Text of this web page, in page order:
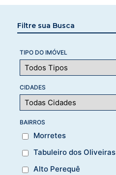
Filtre sua Busca
TIPO DO IMÓVEL
CIDADES
BAIRROS
Morretes
Tabuleiro dos Oliveiras
Alto Perequê